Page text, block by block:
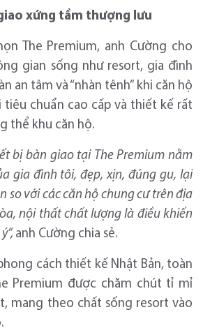
xứng tầm thượng lưu
The Premium, anh Cường cho
gian sống như resort, gia đình
an tâm và “nhàn tênh” khi căn hộ
tiêu chuẩn cao cấp và thiết kế rất
thể khu căn hộ.
bị bàn giao tại The Premium nằm
gia đình tôi, đẹp, xịn, đúng gu, lại
so với các căn hộ chung cư trên địa
nội thất chất lượng là điều khiến
”, anh Cường chia sẻ.
cách thiết kế Nhật Bản, toàn
Premium được chăm chút tỉ mỉ
mang theo chất sống resort vào